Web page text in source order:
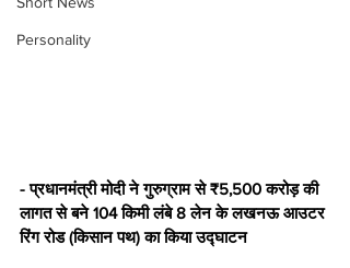
Personality
- प्रधानमंत्री मोदी ने गुरुग्राम से ₹5,500 करोड़ की
लागत से बने 104 किमी लंबे 8 लेन के लखनऊ आउटर
रिंग रोड (किसान पथ) का किया उद्घाटन